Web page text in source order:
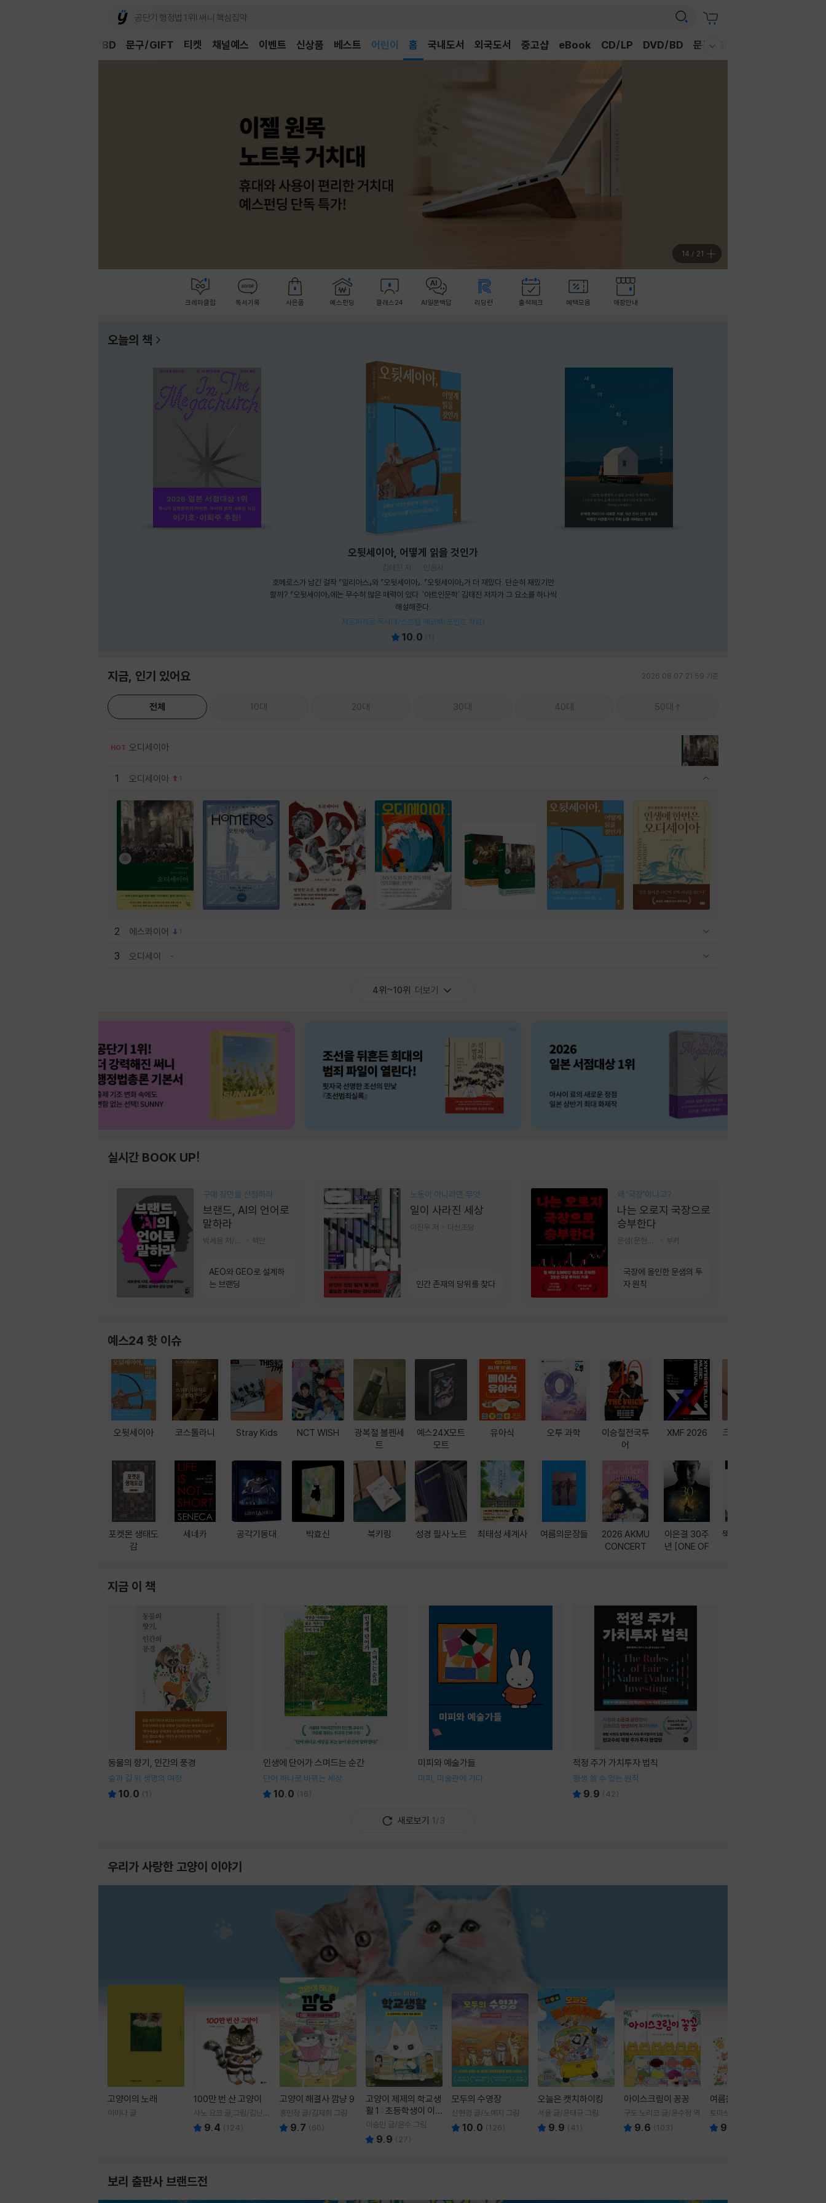
채널예스 이벤트 신상품 베스트
어린이
독후감
홈 국내도서 외국도서 중고샵 eBook CD/LP DVD/BD 문구/GIFT
DVD/BD 문구/GIFT 티켓
14 / 21
크레마클럽 독서기록 사은품 예스펀딩 클래스24 AI일문백답 리딩런 출석체크 혜택모음 매장안내
오늘의 책
오뒷세이아, 어떻게 읽을 것인가
김태진 저
민음사
호메로스가 남긴 걸작 『일리아스』와 『오뒷세이아』. 『오뒷세이아』가 더 재밌다. 단순히 재밌기만
할까? 『오뒷세이아』에는 무수히 많은 매력이 있다. '아트인문학' 김태진 저자가 그 요소를 하나씩
해설해준다.
제로퍼제로 독서대/스트랩 에코백(포인트 차감)
10.0 (1 )
지금, 인기 있어요 2026.08.07 21:59 기준
전체 10대 20대 30대 40대 50대
HOT 오디세이아
1 오디세이아 1
2 에스콰이어 1
3 오디세이
4위~10위 더보기
실시간 BOOK UP!
구매 장면을 선점하라
브랜드, AI의 언어로
말하라
책만
AEO와 GEO로 설계하
는 브랜딩
노동이 아니라면 무엇
일이 사라진 세상
이진우 저 다산초당
인간 존재의 당위를 찾다
왜 ‘국장‘이냐고?
나는 오로지 국장으로
승부한다
부키
국장에 올인한 문샘의 투
자 원칙
예스24 핫 이슈
오뒷세이아
포켓몬 생태도
감
코스톨라니
세네카
Stray Kids
공각기동대
NCT WISH
박효신
광복절 볼펜세
트
북키링
예스24X모트
모트
성경 필사 노트
유아식
최태성 세계사
오투 과학
여름의문장들
이승철전국투
어
2026 AKMU
CONCERT
XMF 2026
이은결 30주
년 [ONE OF
크레마 이북 리
뚝딱! AI 3대장
지금 이 책
동물의 향기, 인간의 풍경
숲과 길 위 생명의 여정
10.0 (1 )
인생에 단어가 스며드는 순간
단어 하나로 바뀌는 세상
10.0 (16)
미피와 예술가들
미피, 미술관에 가다
적정 주가 가치투자 법칙
평생 쓸 수 있는 원칙
9.9 (42)
새로보기 1/3
우리가 사랑한 고양이 이야기
고양이의 노래
이미나 글
100만 번 산 고양이
사노 요코 글,그림/김난주
역 9.4 (124)
고양이 해결사 깜냥 9
홍민정 글/김재희 그림
9.7 (60)
고양이 제제의 학교생
활 1 : 초등학생이 이
렇게 힘들 줄이야
이승민 글/온수 그림
9.9 ( 27)
모두의 수영장
신현경 글/노예지 그림
10.0 (126)
오늘은 캣치하이킹
서율 글/윤태규 그림
9.9 (41 )
아이스크림이 꽁꽁
구도 노리코 글/윤수정 역
9.6 (103)
여름을 부탁해
토마쓰리 글그림
9.8
보리 출판사 브랜드전